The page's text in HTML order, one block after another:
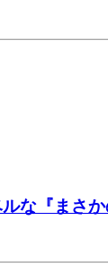
な『まさ